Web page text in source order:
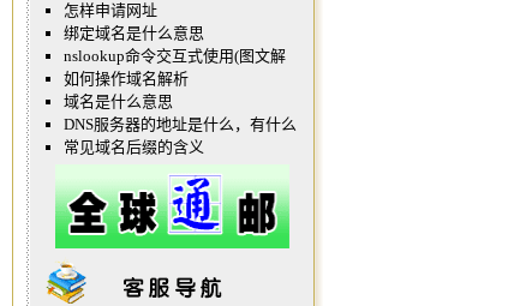
怎样申请网址
绑定域名是什么意思
nslookup命令交互式使用(图文解
如何操作域名解析
域名是什么意思
DNS服务器的地址是什么，有什么
常见域名后缀的含义